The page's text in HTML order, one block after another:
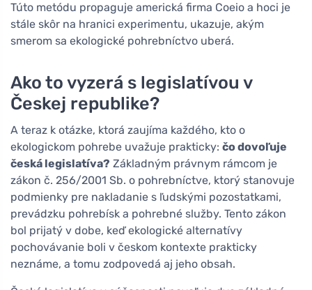
Túto metódu propaguje americká firma Coeio a hoci je
stále skôr na hranici experimentu, ukazuje, akým
smerom sa ekologické pohrebníctvo uberá.
Ako to vyzerá s legislatívou v
Českej republike?
A teraz k otázke, ktorá zaujíma každého, kto o
ekologickom pohrebe uvažuje prakticky: čo dovoľuje
česká legislatíva? Základným právnym rámcom je
zákon č. 256/2001 Sb. o pohrebníctve, ktorý stanovuje
podmienky pre nakladanie s ľudskými pozostatkami,
prevádzku pohrebísk a pohrebné služby. Tento zákon
bol prijatý v dobe, keď ekologické alternatívy
pochovávanie boli v českom kontexte prakticky
neznáme, a tomu zodpovedá aj jeho obsah.